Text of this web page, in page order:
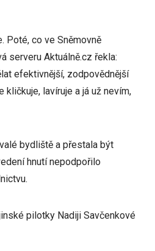
Poté, co ve Sněmovně
serveru Aktuálně.cz řekla:
efektivnější, zodpovědnější
lavíruje a já už nevím,
bydliště a přestala být
hnutí nepodpořilo
pilotky Nadiji Savčenkové